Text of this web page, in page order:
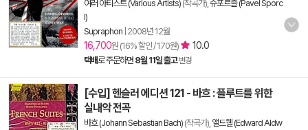
여러 아티스트 (Various Artists) (작곡가), 슈포르츨 (Pavel Sporc
l)
Supraphon 2008년 12월
16,700원 (16% 할인 / 170원) 10.0
택배로 주문하면 8월 11일 출고 변경
[수입] 헨슬러 에디션 121 - 바흐 : 플루트를 위한
실내악 전곡
바흐 (Johann Sebastian Bach) (작곡가), 앨드웰 (Edward Aldw